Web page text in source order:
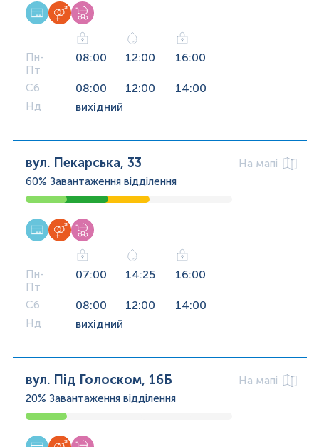
Пн-
Пт
08:00 12:00 16:00
Сб 08:00 12:00 14:00
Нд вихідний
вул. Пекарська, 33
На мапі
60% Завантаження відділення
Пн-
Пт
07:00 14:25 16:00
Сб 08:00 12:00 14:00
Нд вихідний
вул. Під Голоском, 16Б
На мапі
20% Завантаження відділення